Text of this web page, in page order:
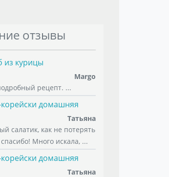
отзывы
из курицы
Margo
рецепт. ...
корейски домашняя
Татьяна
салатик, как не потерять
Много искала, ...
корейски домашняя
Татьяна